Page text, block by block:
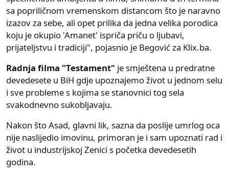
sa popriličnom vremenskom distancom što je naravno
izazov za sebe, ali opet prilika da jedna velika porodica
koju je okupio 'Amanet' ispriča priču o ljubavi,
prijateljstvu i tradiciji", pojasnio je Begović za Klix.ba.
Radnja filma "Testament" je smještena u predratne
devedesete u BiH gdje upoznajemo život u jednom selu
i sve probleme s kojima se stanovnici tog sela
svakodnevno sukobljavaju.
Nakon što Asad, glavni lik, sazna da poslije umrlog oca
nije naslijedio imovinu, primoran je i sam upoznati rad i
život u industrijskoj Zenici s početka devedesetih
godina.